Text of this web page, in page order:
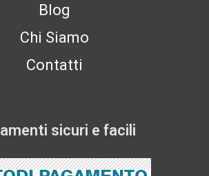
Blog
Chi Siamo
Contatti
sicuri e facili